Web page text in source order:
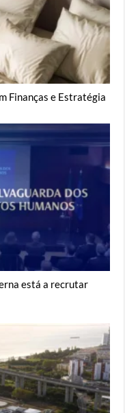
Finanças e Estratégia
está a recrutar